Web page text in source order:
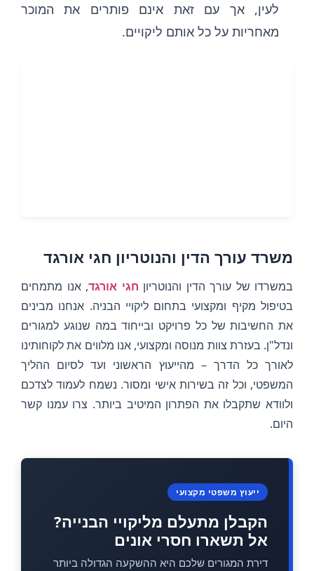
לעין, אך עם זאת אינם פותרים את המוכר
מאחריות על כל אותם ליקויים.
משרד עורך הדין והנוטריון חגי אורגד
במשרדו של עורך הדין והנוטריון חגי אורגד, אנו מתמחים
בטיפול מקיף ומקצועי בתחום ליקויי הבניה. אנחנו מבינים
את החשיבות של כל פרויקט ובייחוד במה שנוגע למגורים
ונדל"ן. בעזרת צוות מנוסה ומקצועי, אנו מלווים את לקוחותינו
לאורך כל הדרך – מהייעוץ הראשוני ועד לסיום ההליך
המשפטי, וכל זה בשירות אישי ומסור. נשמח לעמוד לצדכם
ולוודא שתקבלו את הפתרון המיטיב ביותר. צרו עמנו קשר
היום.
ייעוץ משפטי מקצועי
הקבלן מתעלם מליקויי הבנייה?
אל תשארו חסרי אונים
דירת המגורים שלכם היא ההשקעה הגדולה ביותר